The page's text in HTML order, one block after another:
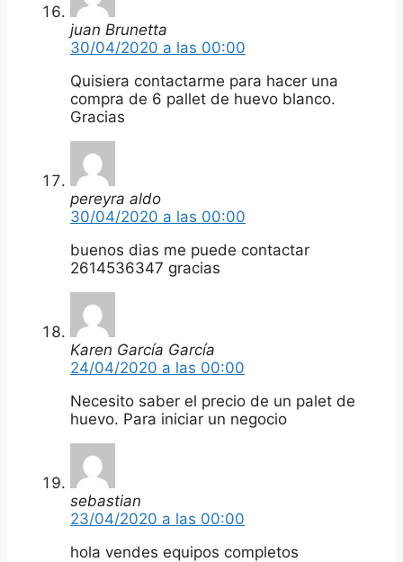
juan Brunetta
30/04/2020 a las 00:00
Quisiera contactarme para hacer una
compra de 6 pallet de huevo blanco.
Gracias
pereyra aldo
30/04/2020 a las 00:00
buenos dias me puede contactar
2614536347 gracias
Karen García García
24/04/2020 a las 00:00
Necesito saber el precio de un palet de
huevo. Para iniciar un negocio
sebastian
23/04/2020 a las 00:00
hola vendes equipos completos